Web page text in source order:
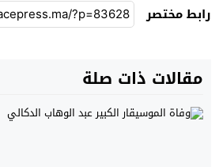
رابط مختصر
مقالات ذات صلة